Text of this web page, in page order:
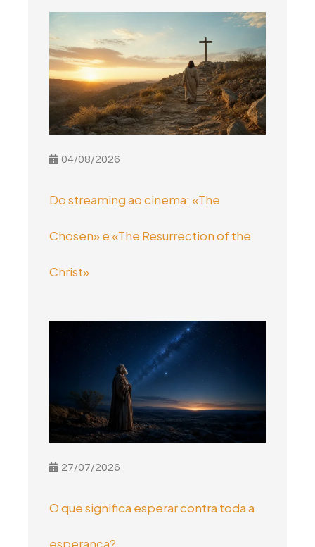
04/08/2026
Do streaming ao cinema: «The
Chosen» e «The Resurrection of the
Christ»
27/07/2026
O que significa esperar contra toda a
esperança?